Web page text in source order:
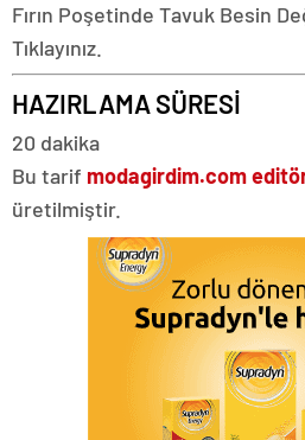
Fırın Poşetinde Tavuk Besin
Tıklayınız.
HAZIRLAMA SÜRESİ
20 dakika
Bu tarif modagirdim.com
üretilmiştir.